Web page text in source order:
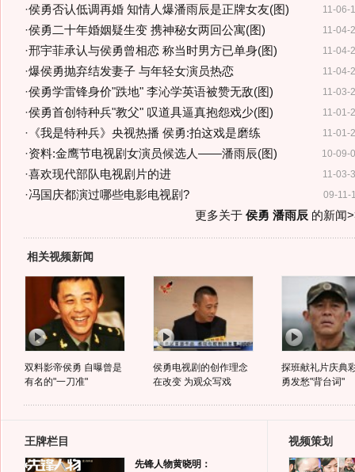
11-06-
·侯勇否认低调再婚 知情人爆潘雨辰是正牌女友(图)
11-04-
·侯勇二十年婚姻疑生变 携神秘女两回公寓(图)
11-04-
·邢宇菲承认与侯勇曾相恋 称当时男方已单身(图)
11-04-
·爆侯勇抛弃结发妻子 与年轻女演员热恋
11-03-
·侯勇学雷锋身价"跌地" 李沁学英语被赞无敌(图)
11-01-
·侯勇首创特种兵"教父" 叹道具逼真抱怨戏少(图)
11-01-
· 《我是特种兵》央视热播 侯勇:拍这戏是磨练
10-09-
·资料:金鹰节电视剧女演员候选人——潘雨辰(图)
11-03-
·喜欢现代部队电视剧片的进
09-11-
·冯国庆都演过哪些电影电视剧?
更多关于 侯勇 潘雨辰 的新闻
相关视频新闻
双料影帝侯勇 自曝曾是
有名的"一刀准"
侯勇电视剧的创作理念
在改变 为观众写戏
探班献礼片庆典
勇发愁"背台词"
王牌栏目
先锋人物黄晓明：
视频策划